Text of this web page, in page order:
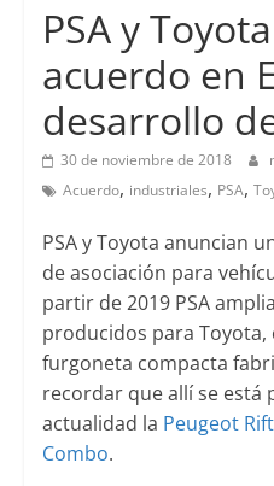
PSA y
acuerdo en
desarrollo
30 de noviembre de 2018
Acuerdo, industriales, PSA,
PSA y Toyota anuncian
de asociación para
partir de 2019 PSA
producidos para Toyota,
furgoneta compacta
recordar que allí se está
actualidad la Peugeot
Combo.